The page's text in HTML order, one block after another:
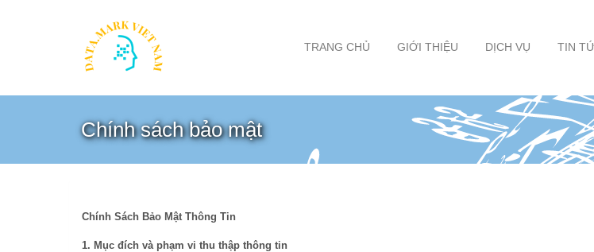
TRANG CHỦ GIỚI THIỆU DỊCH VỤ TIN
Chính sách bảo mật
Chính Sách Bảo Mật Thông Tin
1. Mục đích và phạm vi thu thập thông tin